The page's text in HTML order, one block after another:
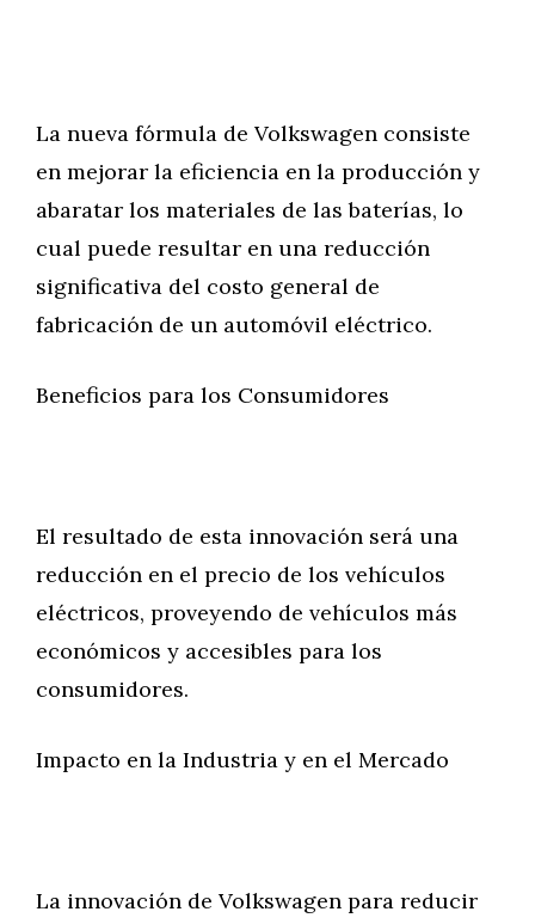
La nueva fórmula de Volkswagen consiste
en mejorar la eficiencia en la producción y
abaratar los materiales de las baterías, lo
cual puede resultar en una reducción
significativa del costo general de
fabricación de un automóvil eléctrico.
Beneficios para los Consumidores
El resultado de esta innovación será una
reducción en el precio de los vehículos
eléctricos, proveyendo de vehículos más
económicos y accesibles para los
consumidores.
Impacto en la Industria y en el Mercado
La innovación de Volkswagen para reducir